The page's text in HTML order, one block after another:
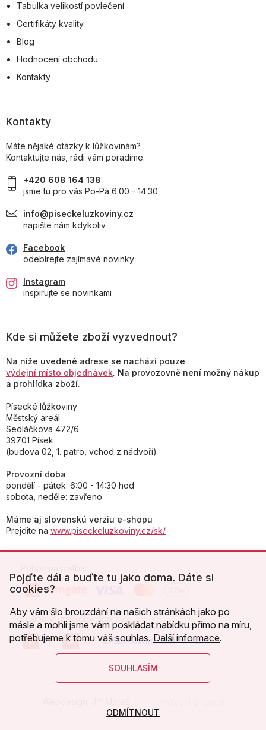
Pojďte dál a buďte tu jako doma. Dáte si
cookies?
Aby vám šlo brouzdání na našich stránkách jako po
másle a mohli jsme vám poskládat nabídku přímo na míru,
potřebujeme k tomu váš souhlas. Další informace.
SOUHLASÍM
ODMÍTNOUT
Tabulka velikostí povlečení
Certifikáty kvality
Blog
Hodnocení obchodu
Kontakty
Kontakty
Máte nějaké otázky k lůžkovinám?
Kontaktujte nás, rádi vám poradíme.
+420 608 164 138
jsme tu pro vás Po-Pá 6:00 - 14:30
info@piseckeluzkoviny.cz
napište nám kdykoliv
Facebook
odebírejte zajímavé novinky
Instagram
inspirujte se novinkami
Kde si můžete zboží vyzvednout?
Na níže uvedené adrese se nachází pouze
výdejní místo objednávek. Na provozovně není možný nákup
a prohlídka zboží.
Písecké lůžkoviny
Městský areál
Sedláčkova 472/6
39701 Písek
(budova 02, 1. patro, vchod z nádvoří)
Provozní doba
pondělí - pátek: 6:00 - 14:30 hod
sobota, neděle: zavřeno
Máme aj slovenskú verziu e-shopu
Prejdite na www.piseckeluzkoviny.cz/sk/
Oblíbené způsoby dopravy: